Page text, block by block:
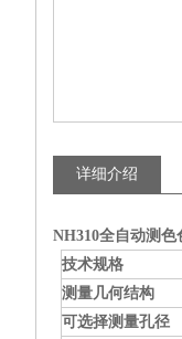
详细介绍
NH310全自动测色
技术规格
测量几何结构
可选择测量孔径